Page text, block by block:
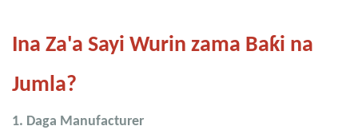
Ina Za'a Sayi Wurin zama Baƙi na
Jumla?
1. Daga Manufacturer